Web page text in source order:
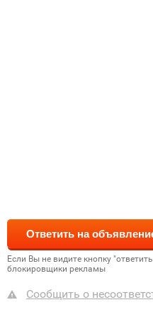
Если Вы не видите кнопку
блокировщики рекламы
Сообщить о